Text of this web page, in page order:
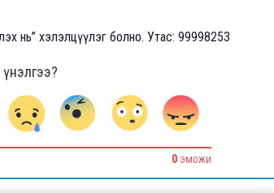
нь” хэлэлцүүлэг болно. Утас: 99998253
үнэлгээ?
0 ЭМОЖИ